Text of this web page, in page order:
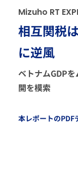
Mizuho RT EXP
相互関税
に逆風
ベトナムGDP
開を模索
本レポートのPDF